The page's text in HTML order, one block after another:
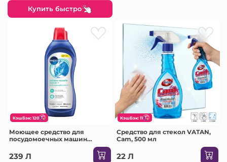
Купить быстро
КэшБэк: 120
Моющее средство для
посудомоечных машин
Whirlpool 484010678152, 750
мл
239 Л
КэшБэк: 11
Средство для стекол VATAN,
Cam, 500 мл
22 Л